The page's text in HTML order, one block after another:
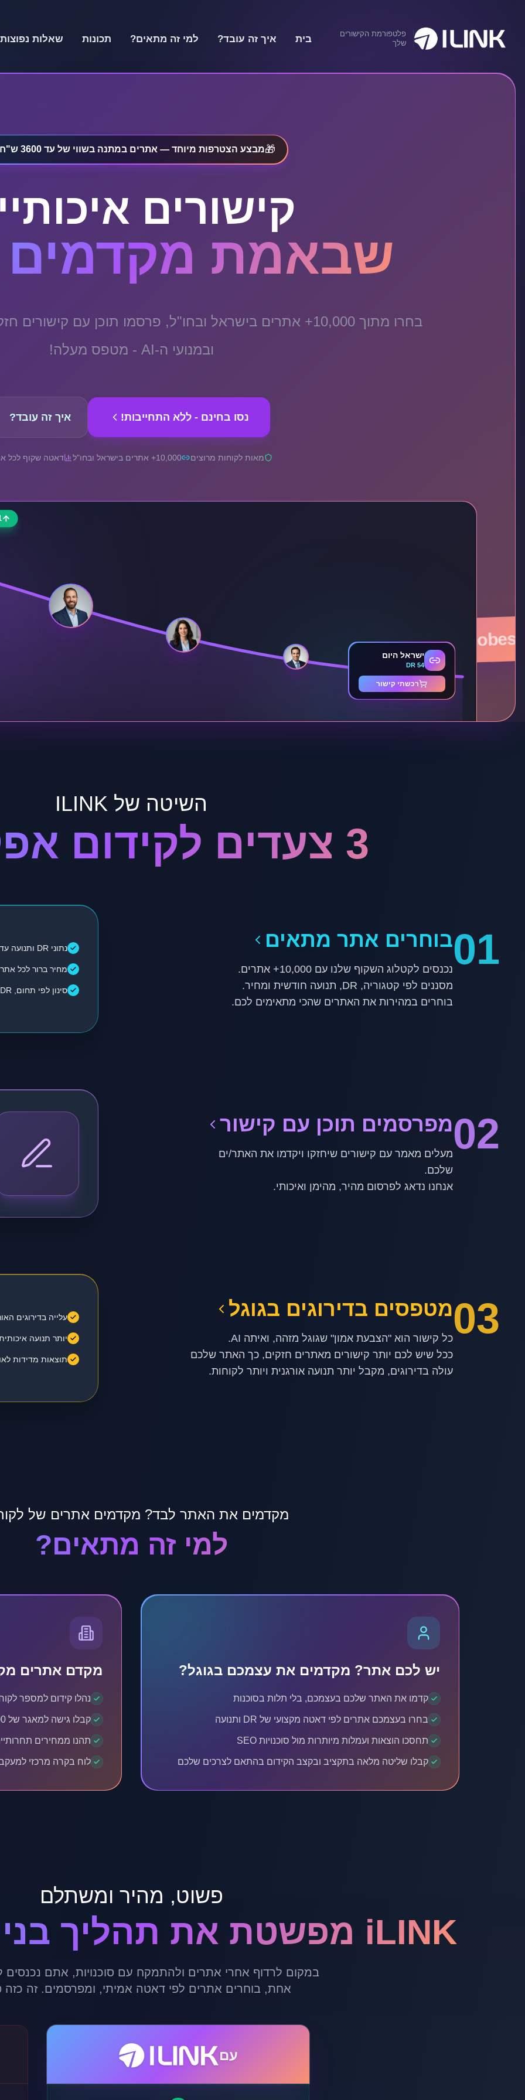
פלטפורמת הקישורים
שלך
בית איך זה עובד? למי זה מתאים? תכונות שאלות נפוצות
🎁מבצע הצטרפות מיוחד — אתרים במתנה בשווי של עד 3600 ש"ח!
קישורים
שבאמת מקדמים
בחרו מתוך 10,000+ אתרים בישראל ובחו"ל, פרסמו תוכן עם
ובמנועי ה-AI - מטפס מעלה!
נסו בחינם - ללא התחייבות! איך זה עובד?
מאות לקוחות מרוצים 10,000+ אתרים בישראל ובחו"ל דאטה שקוף לכל
ישראל היוםcalcalist
walla
mako
TheMarker
sport5
mouse
השיטה של ILINK
3 צעדים לקידום אפקטיבי
01בוחרים אתר מתאים
בוחרים במהירות את האתרים שהכי מתאימים לכם.
נתוני DR ותנועה עדכניים
מחיר ברור לכל אתר
סינון לפי תחום, DR, תנועה ועלות
02מפרסמים תוכן עם קישור
מעלים מאמר עם קישורים שיחזקו ויקדמו את האתר/ים
אנחנו נדאג לפרסום מהיר, מהימן ואיכותי.
03מטפסים בדירוגים בגוגל
ככל שיש לכם יותר קישורים מאתרים חזקים, כך האתר שלכם
עולה בדירוגים, מקבל יותר תנועה אורגנית ויותר לקוחות.
עלייה בדירוגים
יותר תנועה
תוצאות מדידות
מקדמים את האתר לבד? מקדמים אתרים של
למי זה מתאים?
יש לכם אתר? מקדמים את עצמכם בגוגל?
קדמו את האתר שלכם בעצמכם, בלי תלות בסוכנות
בחרו בעצמכם אתרים לפי דאטה מקצועי של DR ותנועה
תחסכו הוצאות ועמלות מיותרות מול סוכנויות SEO
קבלו שליטה מלאה בתקציב ובקצב הקידום בהתאם לצרכים שלכם
מקדם אתרים
נהלו קידום למספר
קבלו גישה למאגר של 10,000+ אתרים איכותיים
תהנו ממחירים
לוח בקרה מרכזי
פשוט, מהיר ומשתלם
iLINK מפשטת את תהליך בניית הקישורים
במקום לרדוף אחרי אתרים ולהתמקח עם סוכנויות, אתם נכנסים
אחת, בוחרים אתרים לפי דאטה אמיתי, ומפרסמים. זה כזה
עם